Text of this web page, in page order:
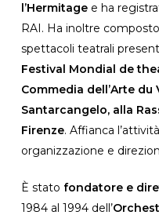
l’Hermitagee ha
RAI. Ha inoltre
spettacoli teatrali
Festival Mondial de
Commedia dell’Arte du
Santarcangelo, alla
Firenze. Affianca
organizzazione e
È stato fondatore e
1984 al 1994 dell’